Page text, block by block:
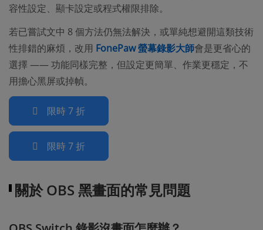
容性設定、顯卡設定或程式權限排除。
若已嘗試文中 8 個方法仍無法解決，或單純想避開這類技術
性排錯的麻煩，改用 FonePaw 螢幕錄影大師會是更省心的
選擇 —— 功能同樣完整，但設定更簡單、作業更穩定，不
用擔心黑屏或掉幀。
限時 7 折
限時 7 折
關於 OBS 黑畫面的常見問題